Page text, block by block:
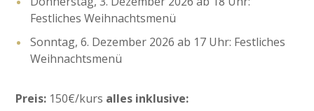
Festliches Weihnachtsmenü
Sonntag, 6. Dezember 2026 ab 17 Uhr: Festliches
Weihnachtsmenü
Preis: 150€/kurs alles inklusive: